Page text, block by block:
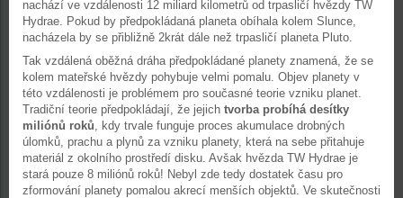
nachází ve vzdálenosti 12 miliard kilometrů od trpasličí hvězdy TW
Hydrae. Pokud by předpokládaná planeta obíhala kolem Slunce,
nacházela by se přibližně 2krát dále než trpasličí planeta Pluto.
Tak vzdálená oběžná dráha předpokládané planety znamená, že se
kolem mateřské hvězdy pohybuje velmi pomalu. Objev planety v
této vzdálenosti je problémem pro současné teorie vzniku planet.
Tradiční teorie předpokládají, že jejich tvorba probíhá desítky
miliónů roků, kdy trvale funguje proces akumulace drobných
úlomků, prachu a plynů za vzniku planety, která na sebe přitahuje
materiál z okolního prostředí disku. Avšak hvězda TW Hydrae je
stará pouze 8 miliónů roků! Nebyl zde tedy dostatek času pro
zformování planety pomalou akrecí menších objektů. Ve skutečnosti